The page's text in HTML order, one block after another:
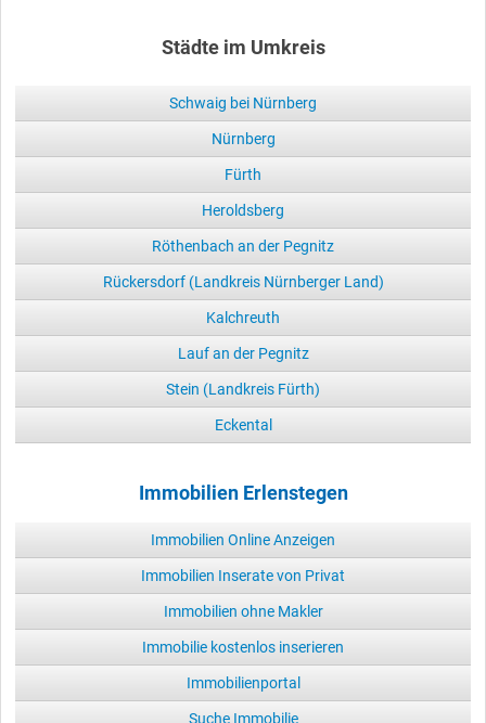
Städte im Umkreis
Schwaig bei Nürnberg
Nürnberg
Fürth
Heroldsberg
Röthenbach an der Pegnitz
Rückersdorf (Landkreis Nürnberger Land)
Kalchreuth
Lauf an der Pegnitz
Stein (Landkreis Fürth)
Eckental
Immobilien Erlenstegen
Immobilien Online Anzeigen
Immobilien Inserate von Privat
Immobilien ohne Makler
Immobilie kostenlos inserieren
Immobilienportal
Suche Immobilie